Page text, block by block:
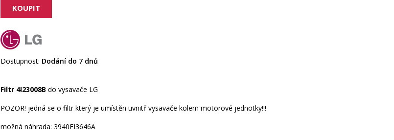
Dostupnost: Dodání do 7 dnů
Filtr 4I23008B do vysavače LG
POZOR! jedná se o filtr který je umístěn uvnitř vysavače kolem motorové jednotky!!!
možná náhrada: 3940FI3646A